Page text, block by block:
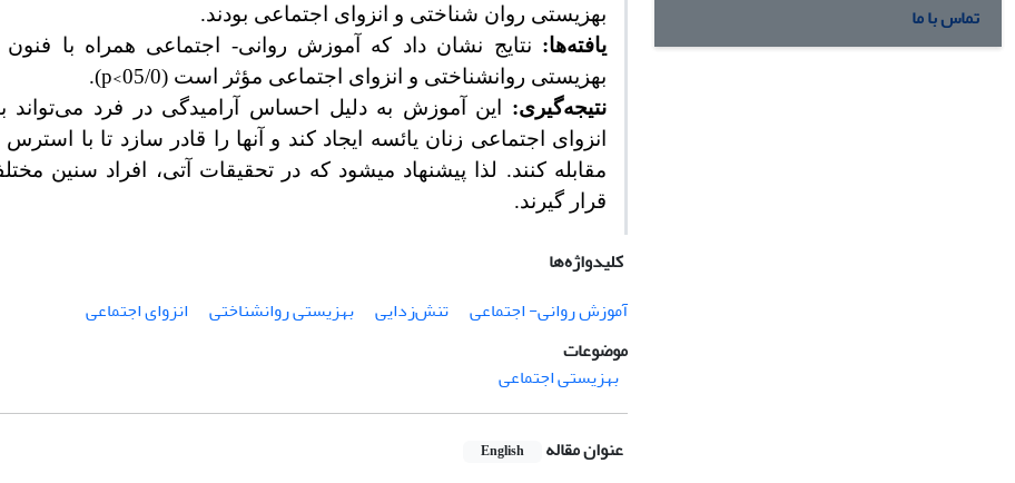
بهزیستی روان شناختی و انزوای اجتماعی بودند.
یافته‌ها: نتایج نشان داد که آموزش روانی- اجتماعی همراه با فنون
بهزیستی روانشناختی و انزوای اجتماعی مؤثر است (05/0
p<
).
نتیجه‌گیری: این آموزش به دلیل احساس آرامیدگی در فرد می‌تواند
انزوای اجتماعی زنان یائسه ایجاد کند و آنها را قادر سازد تا با
مقابله کنند. لذا پیشنهاد می­شود که در تحقیقات آتی، افراد سنین
قرار گیرند.
کلیدواژه‌ها
آموزش روانی- اجتماعی
تنش‌زدایی بهزیستی روانشناختی
انزوای اجتماعی
موضوعات
بهزیستی اجتماعی
عنوان مقاله English
تماس با ما